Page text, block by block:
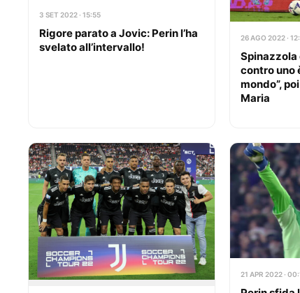
3 SET 2022 · 15:55
Rigore parato a Jovic: Perin l’ha
svelato all’intervallo!
26 AGO 2022 ·
Spinazzola
contro uno
mondo”,
Maria
21 APR 2022 ·